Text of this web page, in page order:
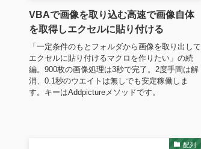
VBAで画像を取り込む高速で画像自体
を取得しエクセルに貼り付ける
「一定条件のもとフォルダから画像を取り出して
エクセルに貼り付けるマクロを作りたい」の続
編。900枚の画像処理は3秒で完了。2度手間は解
消、0.1秒のウエイトは無しでも安定稼働しま
す。キーはAddpictureメソッドです。
配列